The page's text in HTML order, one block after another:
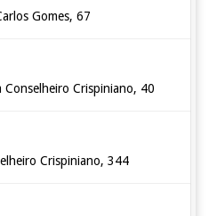
Gomes, 67
Crispiniano, 40
Crispiniano, 344